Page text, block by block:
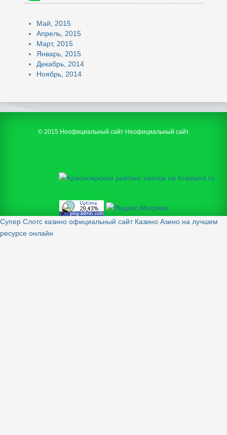
Май, 2015
Апрель, 2015
Март, 2015
Январь, 2015
Декабрь, 2014
Ноябрь, 2014
© 2015 Неофициальный сайт Неофициальный сайт
Супер Слотс казино официальный сайт Казино Азино на лучшем
ресурсе онлайн